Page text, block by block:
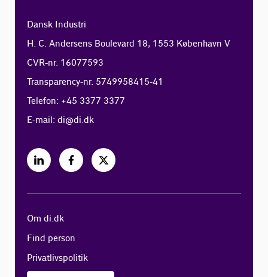
Dansk Industri
H. C. Andersens Boulevard 18, 1553 København V
CVR-nr. 16077593
Transparency-nr. 5749958415-41
Telefon: +45 3377 3377
E-mail:di@di.dk
Om di.dk
Find person
Privatlivspolitik